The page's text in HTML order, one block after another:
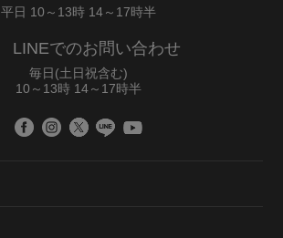
平日 10～13時 14～17時半
LINEでのお問い合わせ
毎日(土日祝含む)
10～13時 14～17時半